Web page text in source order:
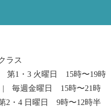
ラス
1・3 火曜日 15時〜19時
毎週金曜日 15時〜21時
・4 日曜日 9時〜12時半